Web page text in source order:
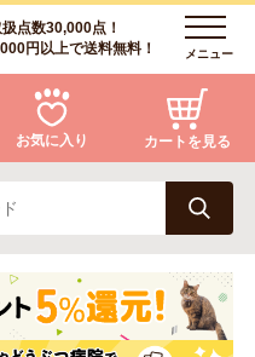
点数30,000点！
円以上で送料無料！
メニュー
猫
アクア・爬虫類・昆虫
お気に入り カートを見る